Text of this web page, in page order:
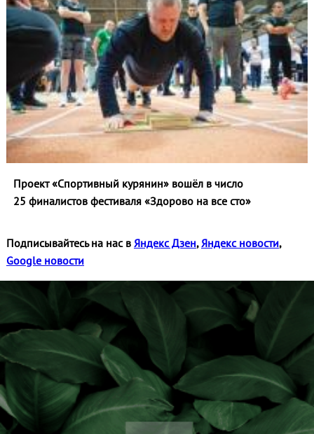
Проект «Спортивный курянин» вошёл в число
25 финалистов фестиваля «Здорово на все сто»
Подписывайтесь на нас в Яндекс Дзен, Яндекс новости,
Google новости